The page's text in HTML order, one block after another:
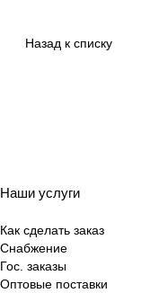
Назад к списку
Наши услуги
Как сделать заказ
Снабжение
Гос. заказы
Оптовые поставки